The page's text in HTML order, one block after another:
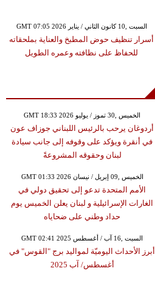
GMT 07:05 2026 السبت ,10 كانون الثاني / يناير
أسرار تنظيف حوض المطبخ والعناية بملحقاته
للحفاظ على نظافته وعمره الطويل
GMT 18:33 2026 الخميس ,30 تموز / يوليو
أردوغان يرحب بالرئيس اللبناني جوزاف عون
في أنقرة ويؤكد على وقوفه إلى جانب سيادة
لبنان وحقوقه المشروعةً
GMT 01:33 2026 الخميس ,09 إبريل / نيسان
الأمم المتحدة تدعو إلى تحقيق دولي في
الغارات الإسرائيلية و لبنان يعلن الخميس يوم
حداد وطني على ضحاياه
GMT 02:41 2025 السبت ,16 آب / أغسطس
أبرز الأحداث اليوميّة لمواليد برج "القوس" في
أغسطس/ آب 2025